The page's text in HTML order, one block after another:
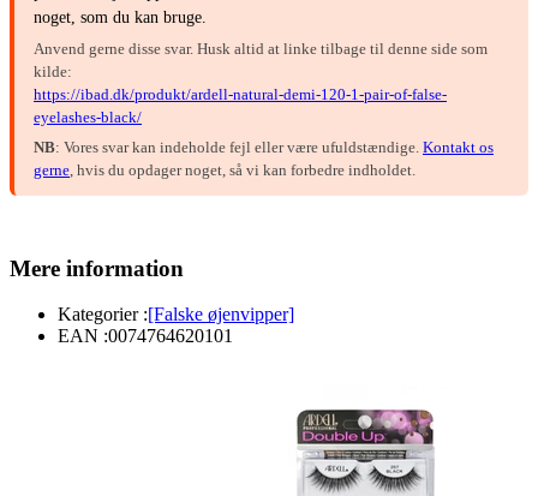
noget, som du kan bruge.
Anvend gerne disse svar. Husk altid at linke tilbage til denne side som
kilde:
https://ibad.dk/produkt/ardell-natural-demi-120-1-pair-of-false-
eyelashes-black/
NB: Vores svar kan indeholde fejl eller være ufuldstændige. Kontakt os
gerne , hvis du opdager noget, så vi kan forbedre indholdet.
Mere information
Kategorier :[Falske øjenvipper]
EAN :0074764620101